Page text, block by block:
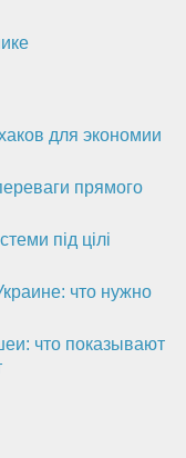
для экономии
прямого
під цілі
что нужно
что показывают